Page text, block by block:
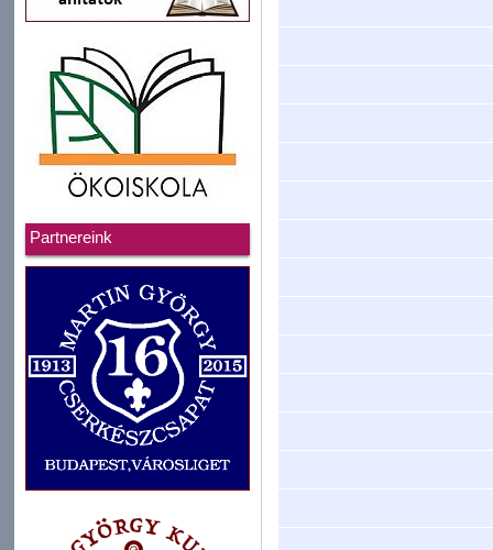
Partnereink